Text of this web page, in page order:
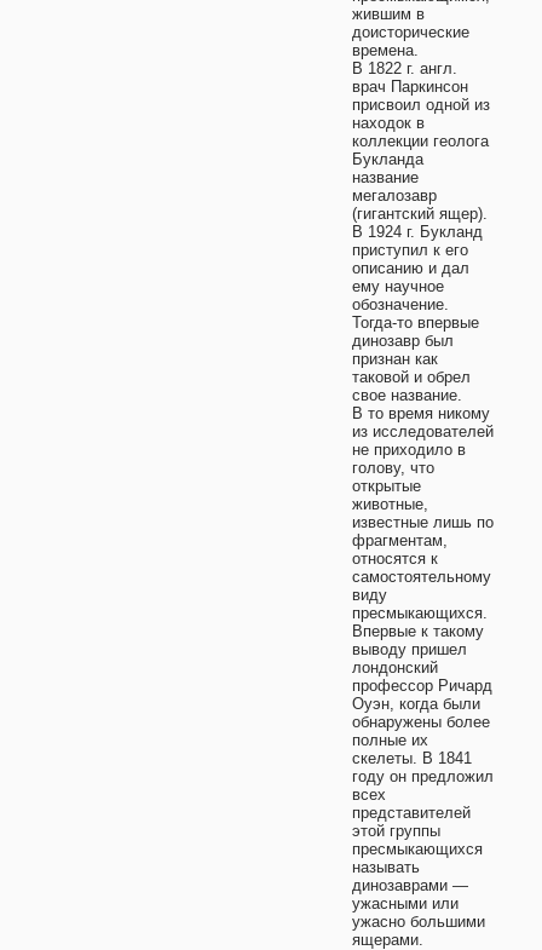
жившим в
доисторические
времена.
В 1822 г. англ.
врач Паркинсон
присвоил одной из
находок в
коллекции геолога
Букланда
название
мегалозавр
(гигантский ящер).
В 1924 г. Букланд
приступил к его
описанию и дал
ему научное
обозначение.
Тогда-то впервые
динозавр был
признан как
таковой и обрел
свое название.
В то время никому
из исследователей
не приходило в
голову, что
открытые
животные,
известные лишь по
фрагментам,
относятся к
самостоятельному
виду
пресмыкающихся.
Впервые к такому
выводу пришел
лондонский
профессор Ричард
Оуэн, когда были
обнаружены более
полные их
скелеты. В 1841
году он предложил
всех
представителей
этой группы
пресмыкающихся
называть
динозаврами —
ужасными или
ужасно большими
ящерами.